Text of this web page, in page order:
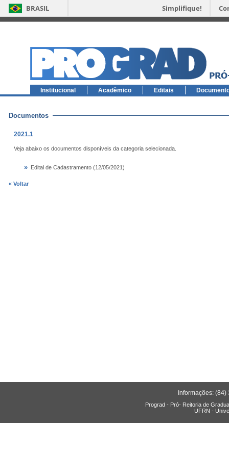
BRASIL Simplifique!
Institucional Acadêmico Editais
Documentos
2021.1
Veja abaixo os documentos disponíveis da categoria selecionada.
» Edital de Cadastramento (12/05/2021)
« Voltar
Informações:
Prograd - Pró- Reitoria de
UFRN -